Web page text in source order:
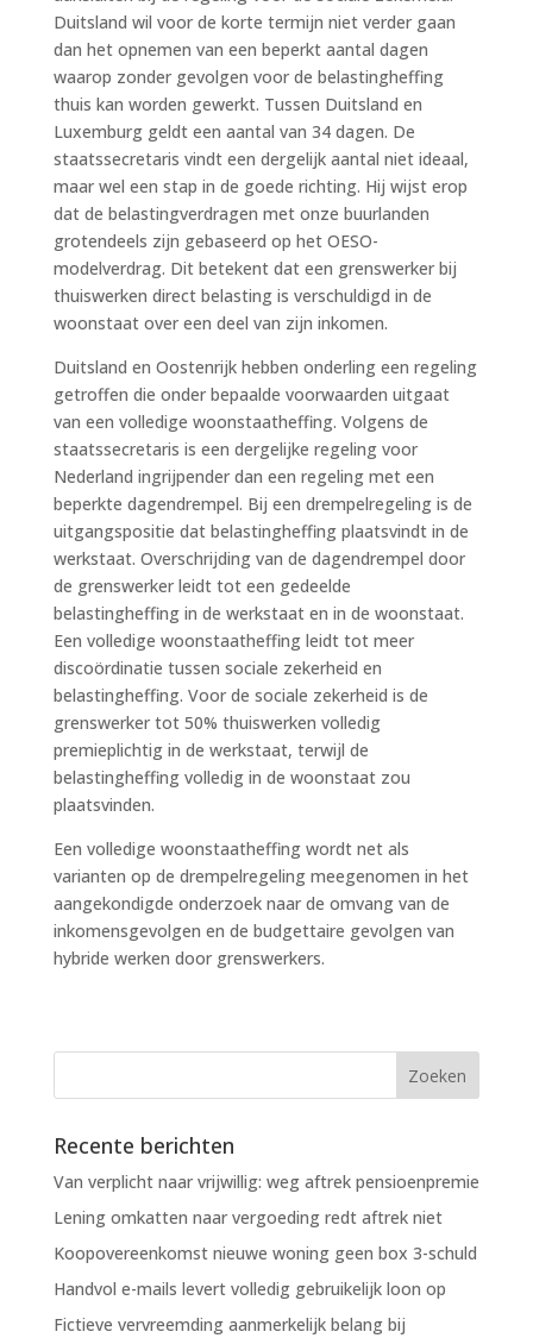
Duitsland wil voor de korte termijn niet verder gaan
dan het opnemen van een beperkt aantal dagen
waarop zonder gevolgen voor de belastingheffing
thuis kan worden gewerkt. Tussen Duitsland en
Luxemburg geldt een aantal van 34 dagen. De
staatssecretaris vindt een dergelijk aantal niet ideaal,
maar wel een stap in de goede richting. Hij wijst erop
dat de belastingverdragen met onze buurlanden
grotendeels zijn gebaseerd op het OESO-
modelverdrag. Dit betekent dat een grenswerker bij
thuiswerken direct belasting is verschuldigd in de
woonstaat over een deel van zijn inkomen.
Duitsland en Oostenrijk hebben onderling een regeling
getroffen die onder bepaalde voorwaarden uitgaat
van een volledige woonstaatheffing. Volgens de
staatssecretaris is een dergelijke regeling voor
Nederland ingrijpender dan een regeling met een
beperkte dagendrempel. Bij een drempelregeling is de
uitgangspositie dat belastingheffing plaatsvindt in de
werkstaat. Overschrijding van de dagendrempel door
de grenswerker leidt tot een gedeelde
belastingheffing in de werkstaat en in de woonstaat.
Een volledige woonstaatheffing leidt tot meer
discoördinatie tussen sociale zekerheid en
belastingheffing. Voor de sociale zekerheid is de
grenswerker tot 50% thuiswerken volledig
premieplichtig in de werkstaat, terwijl de
belastingheffing volledig in de woonstaat zou
plaatsvinden.
Een volledige woonstaatheffing wordt net als
varianten op de drempelregeling meegenomen in het
aangekondigde onderzoek naar de omvang van de
inkomensgevolgen en de budgettaire gevolgen van
hybride werken door grenswerkers.
Recente berichten
Van verplicht naar vrijwillig: weg aftrek pensioenpremie
Lening omkatten naar vergoeding redt aftrek niet
Koopovereenkomst nieuwe woning geen box 3-schuld
Handvol e-mails levert volledig gebruikelijk loon op
Fictieve vervreemding aanmerkelijk belang bij